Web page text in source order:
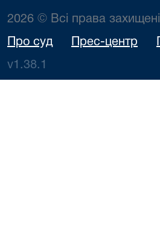
2026 © Всі права захищені
Про суд Прес-центр
v1.38.1